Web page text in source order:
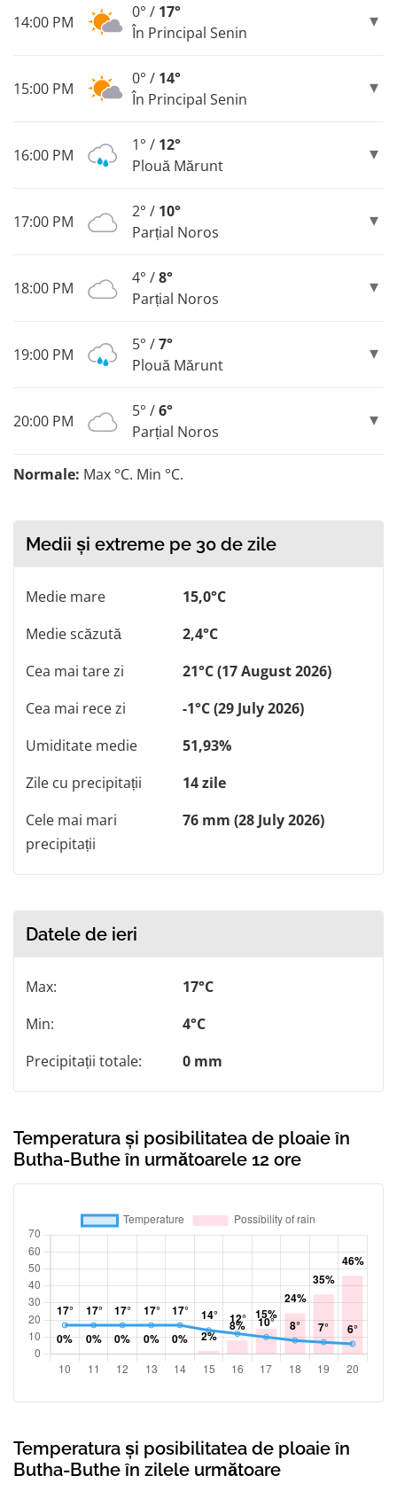
14:00 PM
0° / 17°
În Principal Senin
15:00 PM
0° / 14°
În Principal Senin
16:00 PM
1° / 12°
Plouă Mărunt
17:00 PM
2° / 10°
Parțial Noros
18:00 PM
4° /8°
Parțial Noros
19:00 PM
5° /7°
Plouă Mărunt
20:00 PM
5° /6°
Parțial Noros
Normale: Max °C. Min °C.
Medii și extreme pe 30 de zile
Medie mare
15,0°C
Medie scăzută
2,4°C
Cea mai tare zi
21°C (17 August 2026)
Cea mai rece zi
-1°C (29 July 2026)
Umiditate medie
51,93%
Zile cu precipitații
14 zile
Cele mai mari
precipitații
76 mm (28 July 2026)
Datele de ieri
Max:
17°C
Min:
4°C
Precipitații totale:
0 mm
Temperatura și posibilitatea de ploaie în
Butha-Buthe în următoarele 12 ore
Temperatura și posibilitatea de ploaie în
Butha-Buthe în zilele următoare